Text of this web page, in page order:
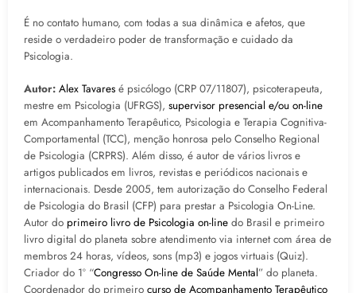
É no contato humano, com todas a sua dinâmica e afetos, que
reside o verdadeiro poder de transformação e cuidado da
Psicologia.
Autor: Alex Tavares é psicólogo (CRP 07/11807), psicoterapeuta,
mestre em Psicologia (UFRGS), supervisor presencial e/ou on-line
em Acompanhamento Terapêutico, Psicologia e Terapia Cognitiva-
Comportamental (TCC), menção honrosa pelo Conselho Regional
de Psicologia (CRPRS). Além disso, é autor de vários livros e
artigos publicados em livros, revistas e periódicos nacionais e
internacionais. Desde 2005, tem autorização do Conselho Federal
de Psicologia do Brasil (CFP) para prestar a Psicologia On-Line.
Autor do primeiro livro de Psicologia on-line do Brasil e primeiro
livro digital do planeta sobre atendimento via internet com área de
membros 24 horas, vídeos, sons (mp3) e jogos virtuais (Quiz).
Criador do 1º “Congresso On-line de Saúde Mental” do planeta.
Coordenador do primeiro curso de Acompanhamento Terapêutico